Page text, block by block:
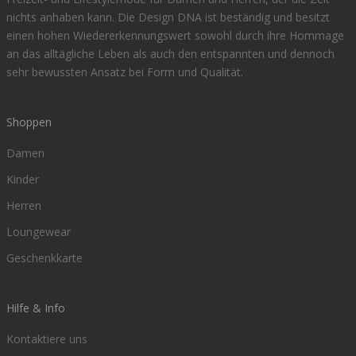
nichts anhaben kann. Die Design DNA ist beständig und besitzt
einen hohen Wiedererkennungswert sowohl durch ihre Hommage
an das alltägliche Leben als auch den entspannten und dennoch
sehr bewussten Ansatz bei Form und Qualität.
Shoppen
Damen
Kinder
Herren
Loungewear
Geschenkkarte
Hilfe & Info
Kontaktiere uns